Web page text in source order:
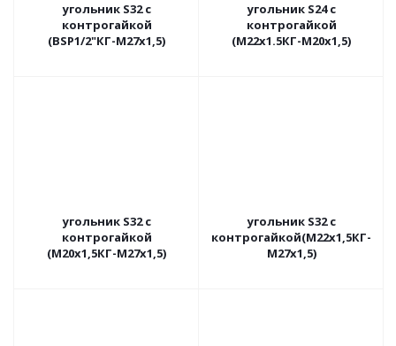
угольник S32 с
контрогайкой
(BSP1/2"КГ-М27х1,5)
угольник S24 с
контрогайкой
(М22х1.5КГ-М20х1,5)
угольник S32 с
контрогайкой
(М20х1,5КГ-М27х1,5)
угольник S32 с
контрогайкой(М22х1,5КГ-
М27х1,5)